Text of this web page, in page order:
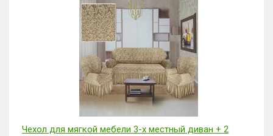
Чехол для мягкой мебели 3-х местный диван + 2